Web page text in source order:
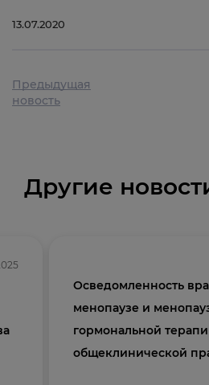
13.07.2020
Предыдущая
новость
Другие
Осведомленность
менопаузе и
гормональной
общеклинической